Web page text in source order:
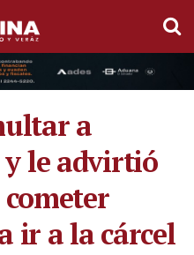
a
le advirtió
ir a la cárcel